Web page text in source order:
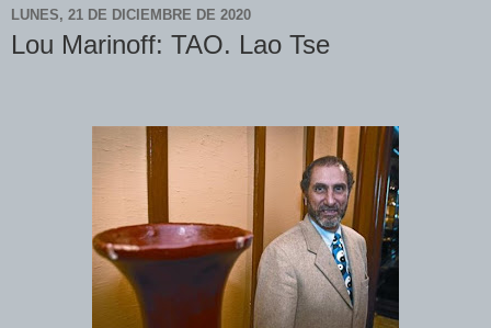
LUNES, 21 DE DICIEMBRE DE 2020
Lou Marinoff: TAO. Lao Tse